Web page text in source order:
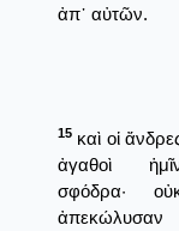
ἀπ᾿ αὐτῶν.
15 καὶ οἱ
ἀγαθοὶ
σφόδρα·
ἀπεκώλυσαν